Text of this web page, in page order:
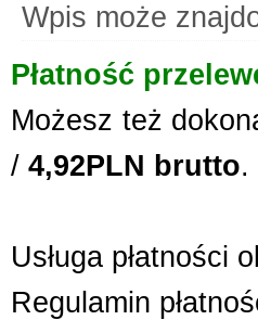
Wpis może
Płatność
Możesz też
/ 4,92PLN brutto.
Usługa płatności
Regulamin